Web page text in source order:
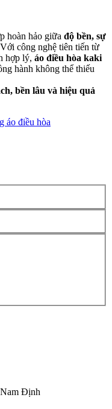
hoàn hảo giữa độ bền, sự
công nghệ tiên tiến từ
hợp lý, áo điều hòa kaki
hành không thể thiếu
bền lâu và hiệu quả
áo điều hòa
Định